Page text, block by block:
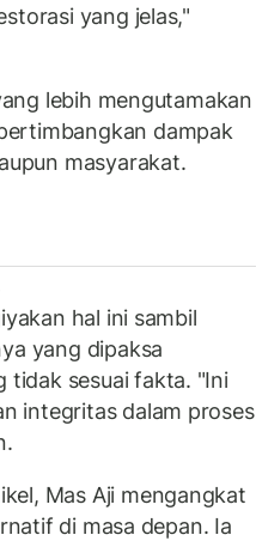
yang jelas,"
lebih mengutamakan
dampak
masyarakat.
hal ini sambil
yang dipaksa
tidak sesuai fakta. "Ini
integritas dalam proses
Mas Aji mengangkat
di masa depan. Ia